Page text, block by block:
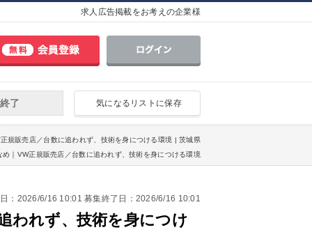
求人広告掲載をお考えの企業様
気になるリストに保存
了
規販売店／台数に追われず、技術を身につける環境 | 茨城県
｜VW正規販売店／台数に追われず、技術を身につける環境
：2026/6/16 10:01 募集終了日：2026/6/16 10:01
われず、技術を身につけ